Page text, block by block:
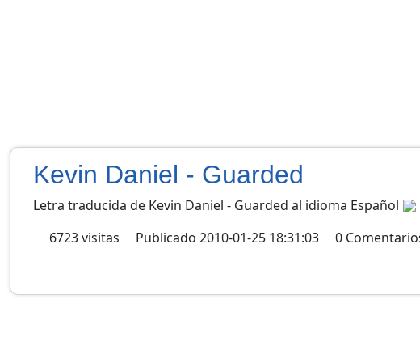
Kevin Daniel - Guarded
Letra traducida de Kevin Daniel - Guarded al idioma Español
6723visitas Publicado 2010-01-25 18:31:03 0